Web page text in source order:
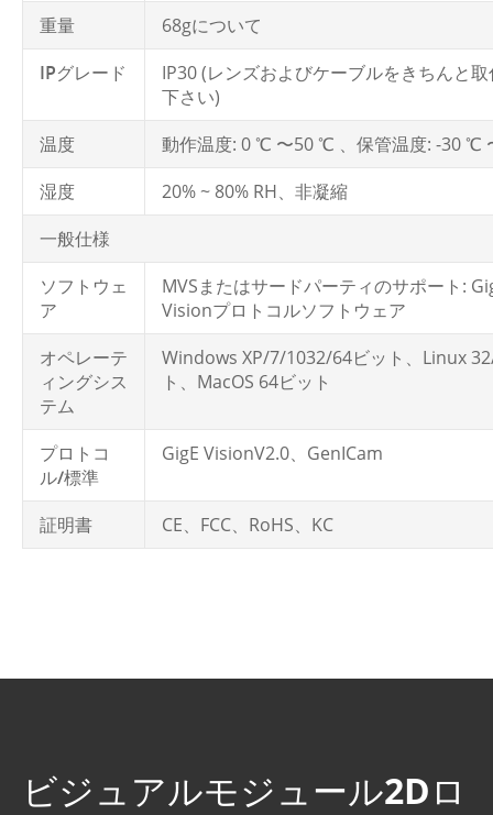
重量
68gについて
IPグレード
IP30 (レンズおよびケーブルをきちんと
下さい)
温度
動作温度: 0 ℃ 〜50 ℃ 、保管温度: -30 ℃
湿度
20% ~ 80% RH、非凝縮
一般仕様
ソフトウェ
ア
MVSまたはサードパーティのサポート:
Visionプロトコルソフトウェア
オペレーテ
ィングシス
テム
Windows XP/7/1032/64ビット、Linux
ト、MacOS 64ビット
プロトコ
ル/標準
GigE VisionV2.0、GenICam
証明書 CE、FCC、RoHS、KC
ビジュアルモジュール2Dロ